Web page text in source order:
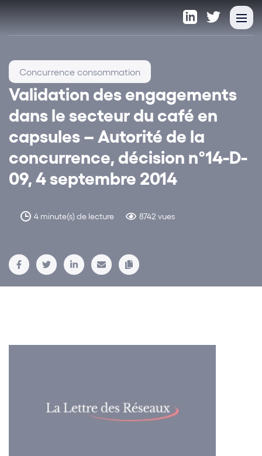
Validation des engagements
dans le secteur du café en
capsules – Autorité de la
concurrence, décision n°14-D-
09, 4 septembre 2014
4 minute(s) de lecture 8742 vues
Concurrence consommation